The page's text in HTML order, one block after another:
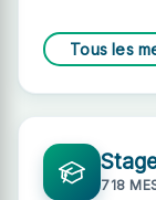
Tous les
718